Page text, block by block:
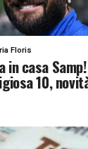
Floris
in casa
10,